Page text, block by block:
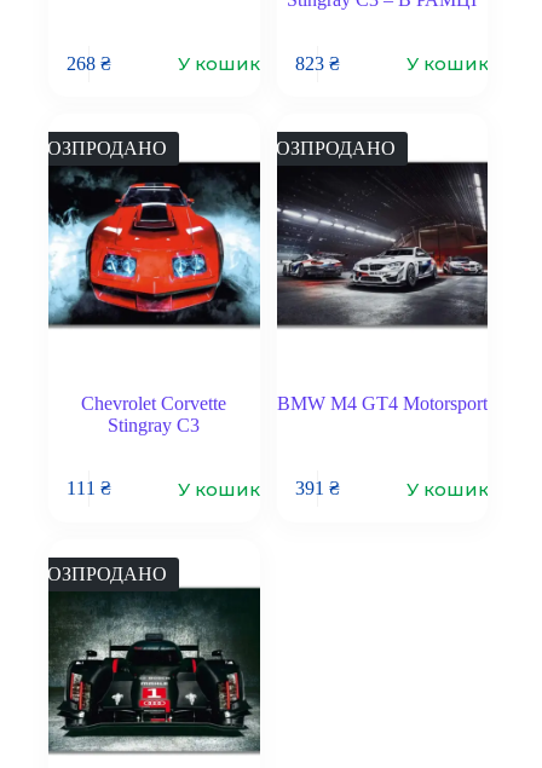
268₴ У кошик 823 ₴ У кошик
РОЗПРОДАНО
Chevrolet Corvette
Stingray C3
111₴ У кошик
РОЗПРОДАНО
BMW M4 GT4 Motorsport
391 ₴ У кошик
РОЗПРОДАНО